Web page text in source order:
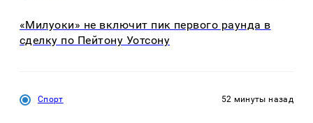
«Милуоки» не включит пик первого раунда в
сделку по Пейтону Уотсону
Спорт 52 минуты назад